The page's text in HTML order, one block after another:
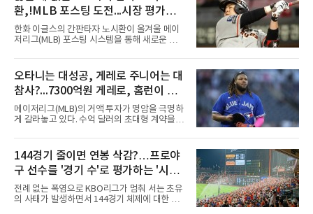
환,!MLB 포스팅 도전...시장 평가는
의외일 수 있어
한화 이글스의 간판타자 노시환이 올겨울 메이
저리그(MLB) 포스팅 시스템을 통해 새로운 도전
KBO리그 사상 초유의 비FA 다년 계약을 체결하
면서 동시에 해외 진출 가능성을 열어두는 조항
을 포함했다. 국내에서 이미 최고 수준의 대우와
확실한 입지를 확보한 만큼, 이번 메이저리그 도
전은 생존을 건 승부수가 아니다.오히려 잃을 것
이 없는 도전에 가깝다. 노시환은 이미 KBO리그
에서 연평균 약 28억 원에 달하는 대형 계약과
라도 돌아올 곳이 확실하다.그렇다고 포스팅 도
전의 의미가 작아지는 것은 아
오타니는 대성공, 게레로 주니어는 대
참사?...7300억원 게레로, 홈런이 충
격적인 6개, 야후 스포츠 "올해 트레
이드했어야" 질타
메이저리그(MLB)의 거액 투자가 명암을 극명하
게 갈라놓고 있다. 수억 달러의 초대형 계약을 안
을 결정짓는 가운데, LA 다저스의 오타니 쇼헤
이가 완벽한 대성공 신화를 써 내려가는 것과 달
리 토론토 블루제이스의 블라디미르 게레로 주
니어는 대참사 수준의 부진에 허덕이고 있다.토
론토는 2025년 4월 게레로 주니어와 계약 기간
14년, 총액 5억 달러(당시 7300억원)라는 메이
저리그 역사상 손꼽히는 초대형 연장 계약을 체
144경기 줄이면 연봉 삭감?…프로야
구 선수를 '경기 수'로 평가하는 '시대
착오'
전례 없는 폭염으로 KBO리그가 멈춰 서는 초유
의 사태가 발생하면서 144경기 체제에 대한 근